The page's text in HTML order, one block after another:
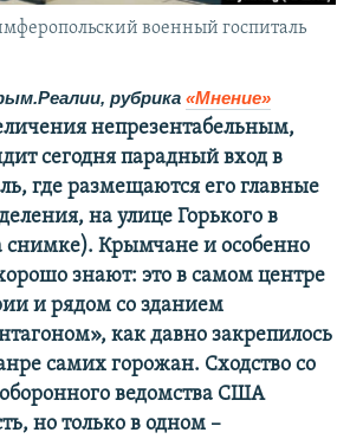
военный госпиталь
рубрика «Мнение»
непрезентабельным,
сегодня парадный вход в
где размещаются его главные
на улице Горького в
снимке). Крымчане и особенно
знают: это в самом центре
и рядом со зданием
как давно закрепилось
самих горожан. Сходство со
ведомства США
но только в одном –